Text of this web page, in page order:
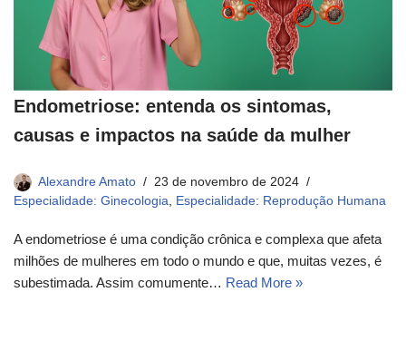
Endometriose: entenda os sintomas,
causas e impactos na saúde da mulher
Alexandre Amato
23 de novembro de 2024
Especialidade: Ginecologia, Especialidade: Reprodução Humana
A endometriose é uma condição crônica e complexa que afeta
milhões de mulheres em todo o mundo e que, muitas vezes, é
subestimada. Assim comumente… Read More »